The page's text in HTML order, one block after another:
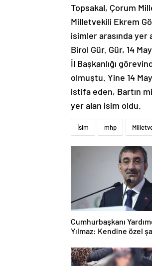
Topsakal, Çorum
Milletvekili Ekrem
isimler arasında yer
Birol Gür. Gür, 14
İl Başkanlığı
olmuştu. Yine 14
istifa eden, Bartın
yer alan isim oldu.
İsim mhp
Cumhurbaşkanı
Yılmaz: Kendine özel